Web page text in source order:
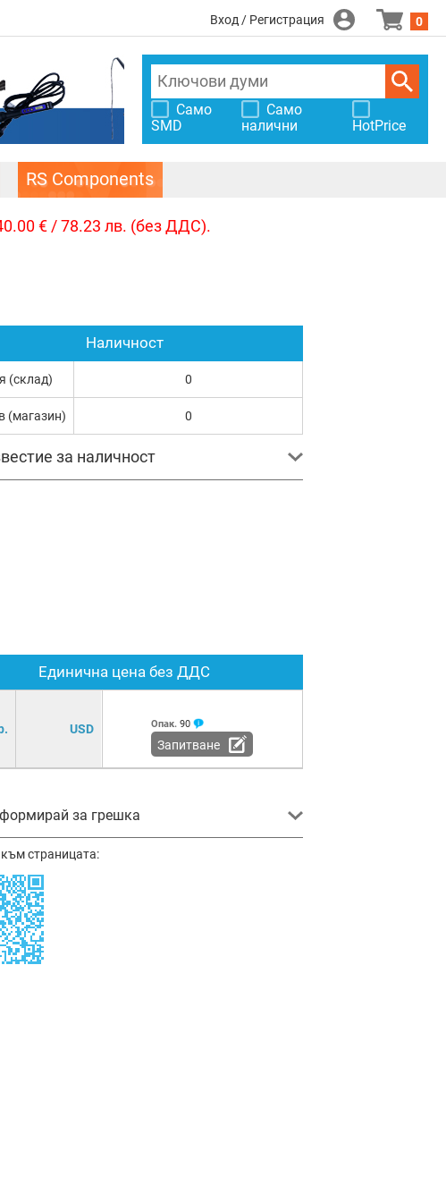
Вход / Регистрация 0
Само
SMD
Само
налични
HotPrice
RS Components
€ / 78.23 лв. (без ДДС).
Единична цена без ДДС
USD Опак.90
Запитване
за грешка
страницата:
Наличност
(склад) 0
(магазин) 0
за наличност